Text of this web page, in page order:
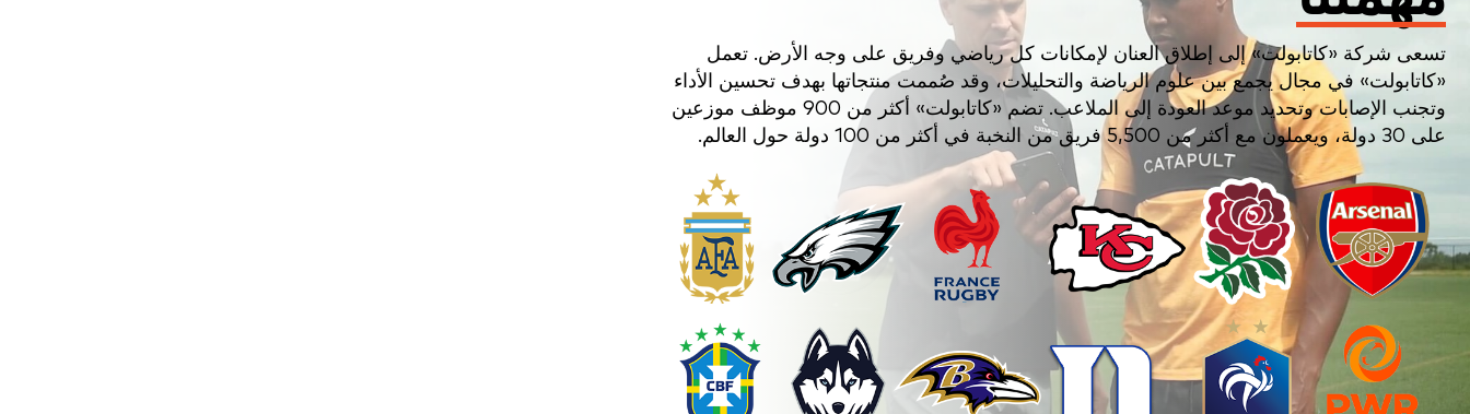
تسعى شركة «كاتابولت» إلى إطلاق العنان لإمكانات كل رياضي وفريق على وجه الأرض. تعمل
«كاتابولت» في مجال يجمع بين علوم الرياضة والتحليلات، وقد صُممت منتجاتها بهدف تحسين الأداء
وتجنب الإصابات وتحديد موعد العودة إلى الملاعب. تضم «كاتابولت» أكثر من 900 موظف موزعين
على 30 دولة، ويعملون مع أكثر من 5,500 فريق من النخبة في أكثر من 100 دولة حول العالم.